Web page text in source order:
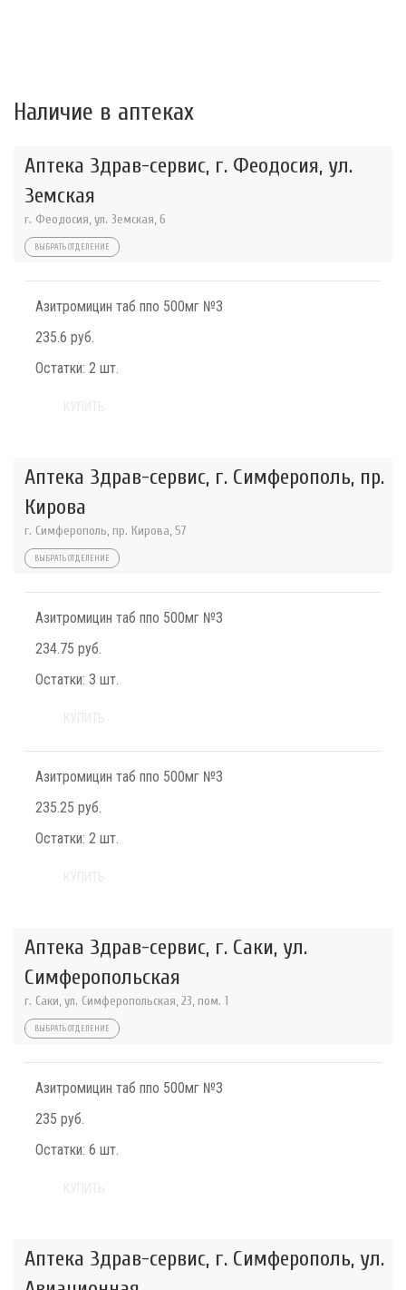
Наличие в аптеках
Аптека Здрав-сервис, г. Феодосия, ул.
Земская
г. Феодосия, ул. Земская, 6
ВЫБРАТЬ ОТДЕЛЕНИЕ
Азитромицин таб ппо 500мг №3
235.6 руб.
Остатки: 2 шт.
Аптека Здрав-сервис, г. Симферополь, пр.
Кирова
г. Симферополь, пр. Кирова, 57
ВЫБРАТЬ ОТДЕЛЕНИЕ
Азитромицин таб ппо 500мг №3
234.75 руб.
Остатки: 3 шт.
Азитромицин таб ппо 500мг №3
235.25 руб.
Остатки: 2 шт.
Аптека Здрав-сервис, г. Саки, ул.
Симферопольская
г. Саки, ул. Симферопольская, 23, пом. 1
ВЫБРАТЬ ОТДЕЛЕНИЕ
Азитромицин таб ппо 500мг №3
235 руб.
Остатки: 6 шт.
Аптека Здрав-сервис, г. Симферополь, ул.